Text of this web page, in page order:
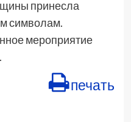
принесла
символам.
мероприятие
печать